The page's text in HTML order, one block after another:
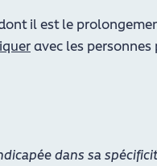
il est le
avec les
dans sa